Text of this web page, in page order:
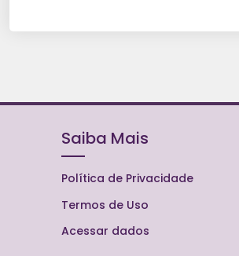
Saiba Mais
Política de Privacidade
Termos de Uso
Acessar dados